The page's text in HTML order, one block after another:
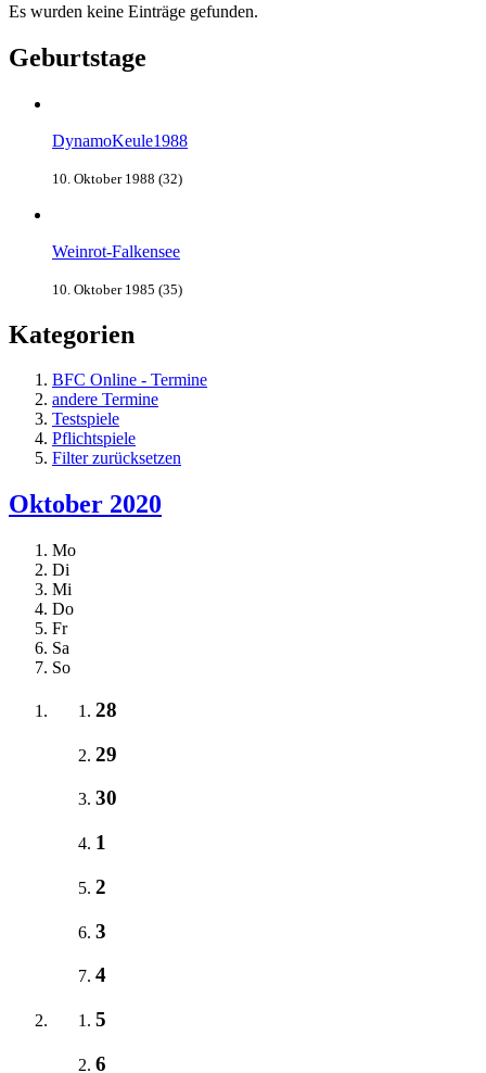
Es wurden keine Einträge gefunden.
Geburtstage
DynamoKeule1988
10. Oktober 1988 (32)
Weinrot-Falkensee
10. Oktober 1985 (35)
Kategorien
BFC Online - Termine
andere Termine
Testspiele
Pflichtspiele
Filter zurücksetzen
Oktober 2020
Mo
Di
Mi
Do
Fr
Sa
So
28
29
30
1
2
3
4
5
6